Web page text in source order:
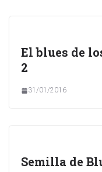
El blues de
2
31/01/2016
Semilla de